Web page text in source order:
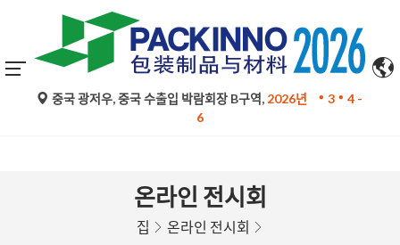
구글 번역의 자동 번역은 참고용일 뿐이며 정확하지 않을 수 있
습니다. 문의 사항은 원문을 참조하십시오.
중국 광저우, 중국 수출입 박람회장 B구역, 2026년 3
4 -
6
온라인 전시회
집 온라인 전시회